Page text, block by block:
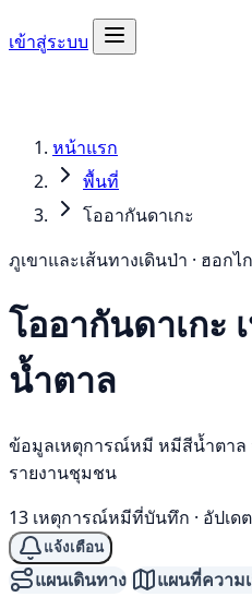
เข้าสู่ระบบ
หน้าแรก
พื้นที่
โออากันดาเกะ
ภูเขาและเส้นทางเดินป่า · ฮอกไ
โออากันดาเกะ
น้ำตาล
ข้อมูลเหตุการณ์หมี หมีสีน้ำตาล
รายงานชุมชน
13 เหตุการณ์หมีที่บันทึก · อัปเด
แจ้งเตือน
แผนเดินทาง แผนที่ความ